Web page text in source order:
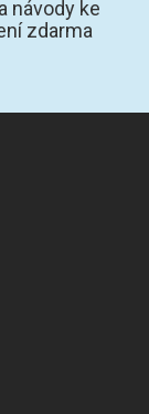
návody ke
zdarma